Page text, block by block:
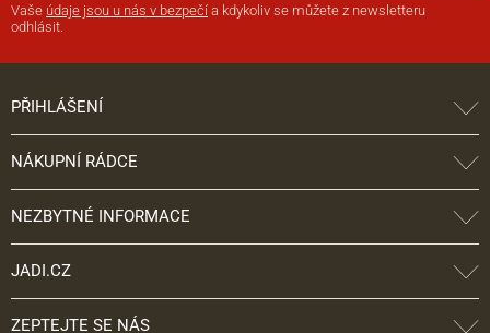
Vaše údaje jsou u nás v bezpečí a kdykoliv se můžete z newsletteru
odhlásit.
PŘIHLÁŠENÍ
NÁKUPNÍ RÁDCE
NEZBYTNÉ INFORMACE
JADI.CZ
ZEPTEJTE SE NÁS